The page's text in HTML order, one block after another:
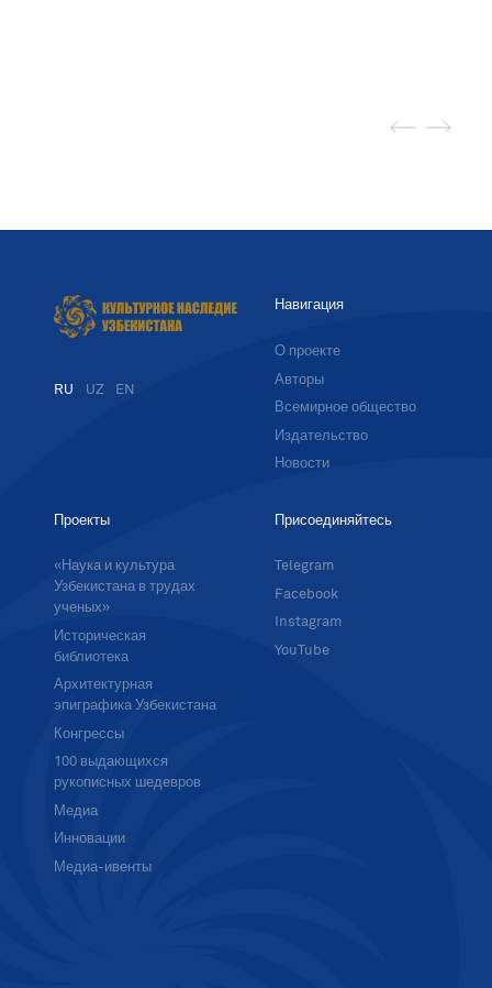
RU UZ EN
Навигация
О проекте
Авторы
Всемирное общество
Издательство
Новости
Проекты
«Наука и культура
Узбекистана в трудах
ученых»
Историческая
библиотека
Архитектурная
эпиграфика Узбекистана
Конгрессы
100 выдающихся
рукописных шедевров
Медиа
Инновации
Медиа-ивенты
Присоединяйтесь
Telegram
Facebook
Instagram
YouTube